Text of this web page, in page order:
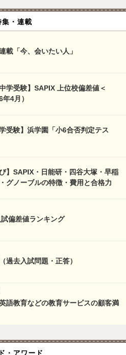
集・連載
載「今、会いたい人」
学受験】SAPIX 上位校偏差値＜
4月）
受験】浜学園「小6合否判定テス
】SAPIX・日能研・四谷大塚・早稲
グノーブルの特徴・費用と合格力
偏差値ランキング
過去入試問題・正答）
語教育などの教育サービスの顧客満
・アワード